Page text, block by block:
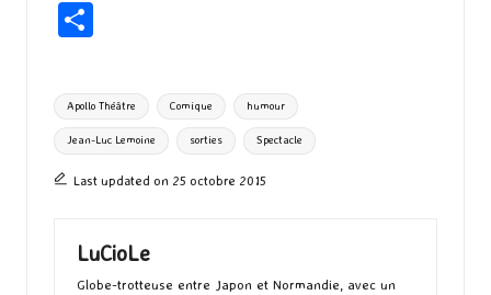
o
o
k
d
o
n
l
ky bl
r
ta
g
er
Tags:
Apollo Théâtre Comique humour
Jean-Luc Lemoine sorties Spectacle
Last updated on 25 octobre 2015
LuCioLe
Globe-trotteuse entre Japon et Normandie, avec un